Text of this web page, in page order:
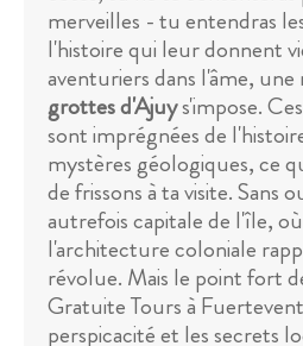
merveilles - tu entendras
l'histoire qui leur donnent
aventuriers dans l'âme,
grottes d'Ajuys'impose.
sont imprégnées de
mystères géologiques, ce
de frissons à ta visite. Sans
autrefois capitale de l'île,
l'architecture coloniale
révolue. Mais le point fort
Gratuite Tours à
perspicacité et les secrets